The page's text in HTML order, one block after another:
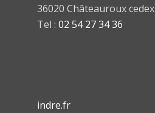
36020 Châteauroux cedex
Tel : 02 54 27 34 36
indre.fr